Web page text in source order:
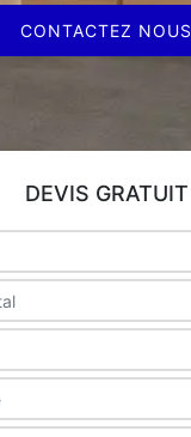
CONTACTEZ NOUS
DEVIS GRATUIT